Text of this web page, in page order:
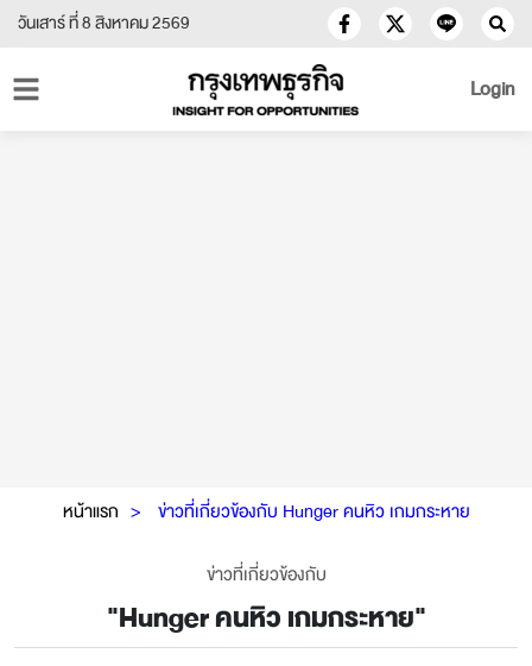
วันเสาร์ ที่ 8 สิงหาคม 2569
Login
หน้าแรก ข่าวที่เกี่ยวข้องกับ Hunger คนหิว เกมกระหาย
ข่าวที่เกี่ยวข้องกับ
"Hunger คนหิว เกมกระหาย"